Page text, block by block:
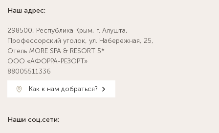
Наш адрес:
298500, Республика Крым, г. Алушта,
Профессорский уголок, ул. Набережная, 25,
Отель MORE SPA & RESORT 5*
ООО «АФОРРА-РЕЗОРТ»
88005511336
Как к нам добраться?
Наши соц.сети: